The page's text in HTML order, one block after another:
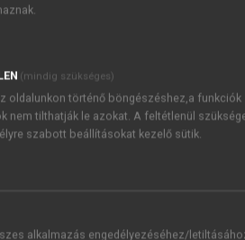
Kérek értesítést a MeRSZ
Kérek értesítést az
(mindig szükséges)
oldalunkon történő böngészéshez,a funkciók
nem tilthatják le azokat. A feltétlenül
szabott beállításokat kezelő sütik.
alkalmazás engedélyezéséhez/